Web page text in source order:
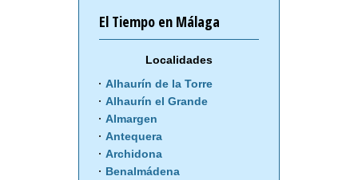
El Tiempo en Málaga
Localidades
Alhaurín de la Torre
Alhaurín el Grande
Almargen
Antequera
Archidona
Benalmádena